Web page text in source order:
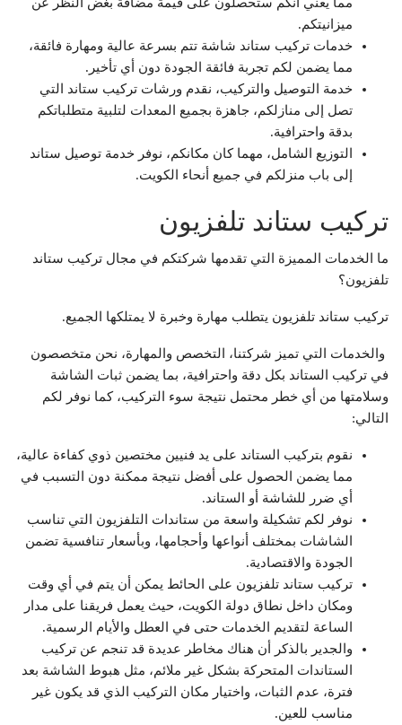
ميزانيتكم.
خدمات تركيب ستاند شاشة تتم بسرعة عالية ومهارة فائقة،
مما يضمن لكم تجربة فائقة الجودة دون أي تأخير.
خدمة التوصيل والتركيب، نقدم ورشات تركيب ستاند التي
تصل إلى منازلكم، جاهزة بجميع المعدات لتلبية متطلباتكم
بدقة واحترافية.
التوزيع الشامل، مهما كان مكانكم، نوفر خدمة توصيل ستاند
إلى باب منزلكم في جميع أنحاء الكويت.
تركيب ستاند تلفزيون
ما الخدمات المميزة التي تقدمها شركتكم في مجال تركيب ستاند
تلفزيون؟
تركيب ستاند تلفزيون يتطلب مهارة وخبرة لا يمتلكها الجميع.
والخدمات التي تميز شركتنا، التخصص والمهارة، نحن متخصصون
في تركيب الستاند بكل دقة واحترافية، بما يضمن ثبات الشاشة
وسلامتها من أي خطر محتمل نتيجة سوء التركيب، كما نوفر لكم
التالي:
نقوم بتركيب الستاند على يد فنيين مختصين ذوي كفاءة عالية،
مما يضمن الحصول على أفضل نتيجة ممكنة دون التسبب في
أي ضرر للشاشة أو الستاند.
نوفر لكم تشكيلة واسعة من ستاندات التلفزيون التي تناسب
الشاشات بمختلف أنواعها وأحجامها، وبأسعار تنافسية تضمن
الجودة والاقتصادية.
تركيب ستاند تلفزيون على الحائط يمكن أن يتم في أي وقت
ومكان داخل نطاق دولة الكويت، حيث يعمل فريقنا على مدار
الساعة لتقديم الخدمات حتى في العطل والأيام الرسمية.
والجدير بالذكر أن هناك مخاطر عديدة قد تنجم عن تركيب
الستاندات المتحركة بشكل غير ملائم، مثل هبوط الشاشة بعد
فترة، عدم الثبات، واختيار مكان التركيب الذي قد يكون غير
مناسب للعين.